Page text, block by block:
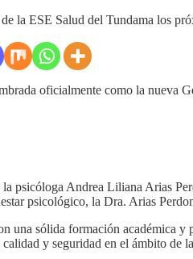
oficialmente como la nueva
psicóloga Andrea Liliana Arias
psicológico, la Dra. Arias
una sólida formación académica
y seguridad en el ámbito de